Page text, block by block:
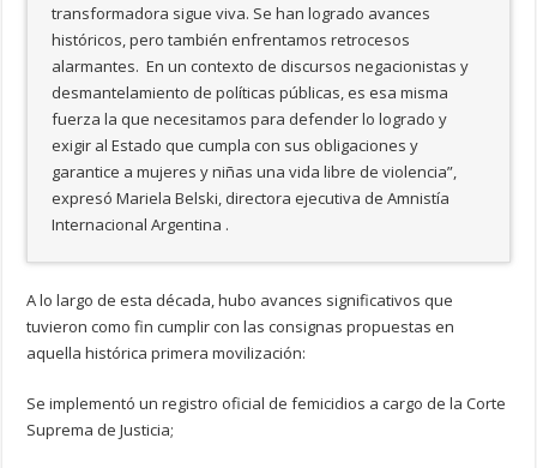
transformadora sigue viva. Se han logrado avances
históricos, pero también enfrentamos retrocesos
alarmantes. En un contexto de discursos negacionistas y
desmantelamiento de políticas públicas, es esa misma
fuerza la que necesitamos para defender lo logrado y
exigir al Estado que cumpla con sus obligaciones y
garantice a mujeres y niñas una vida libre de violencia”,
expresó Mariela Belski, directora ejecutiva de Amnistía
Internacional Argentina .
A lo largo de esta década, hubo avances significativos que
tuvieron como fin cumplir con las consignas propuestas en
aquella histórica primera movilización:
Se implementó un registro oficial de femicidios a cargo de la Corte
Suprema de Justicia;